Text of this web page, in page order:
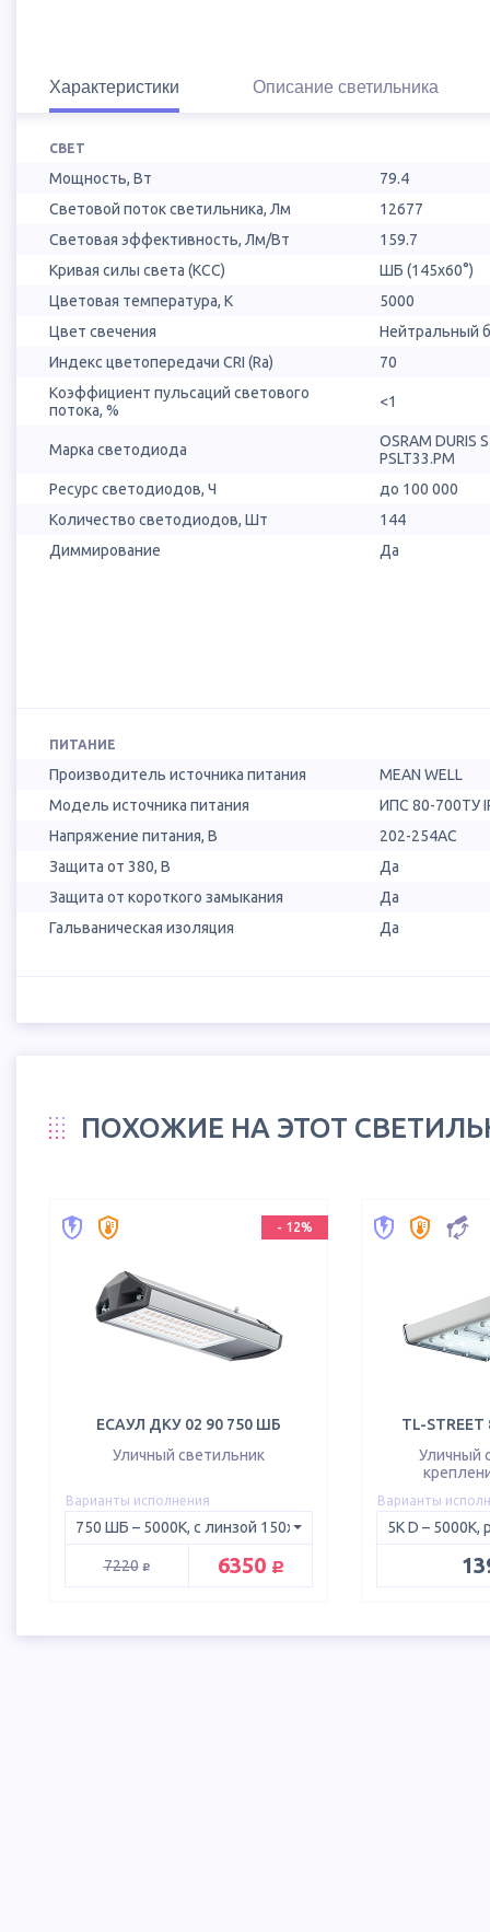
Характеристики Описание светильника
СВЕТ
Мощность, Вт
79.4
Световой поток светильника, Лм
12677
Световая эффективность, Лм/Вт
159.7
Кривая силы света (КСС)
ШБ (145х60°)
Цветовая температура, К
5000
Цвет свечения
Нейтральный
Индекс цветопередачи CRI (Ra)
70
Коэффициент пульсаций светового
потока, %
<1
Марка светодиода
OSRAM DURIS
PSLT33.PM
Ресурс светодиодов, Ч
до 100 000
Количество светодиодов, Шт
144
Диммирование
Да
ПИТАНИЕ
Производитель источника питания
MEAN WELL
Модель источника питания
ИПС 80-700ТУ
Напряжение питания, В
202-254AC
Защита от 380, В
Да
Защита от короткого замыкания
Да
Гальваническая изоляция
Да
ПОХОЖИЕ НА ЭТОТ
- 12%
ЕСАУЛ ДКУ 02 90 750 ШБ
Уличный светильник
Варианты исполнения
7220 руб. 6350 руб.
TL-STREET
Уличный
Варианты